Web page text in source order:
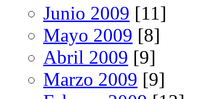
Junio 2009 [11]
Mayo 2009 [8]
Abril 2009 [9]
Marzo 2009 [9]